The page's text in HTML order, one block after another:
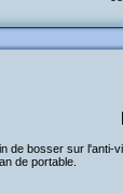
de bosser sur l'anti-
de portable.